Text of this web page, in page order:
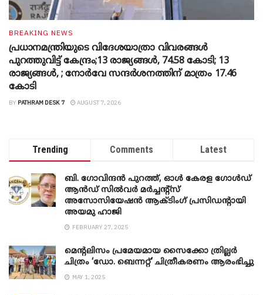
BREAKING NEWS
പ്രധാനമന്ത്രിയുടെ വിദേശയാത്രാ വിവരങ്ങൾ
പുറത്തുവിട്ട് കേന്ദ്രം;13 രാജ്യങ്ങൾ, 74.58 കോടി; 13
രാജ്യങ്ങൾ, ; നോർവേ സന്ദർശനത്തിന് മാത്രം 17.46
കോടി
BY PATHRAM DESK 7 AUGUST 7, 2026
Trending Comments Latest
ബി. ​ഗോവിന്ദൻ പുറത്ത്, ഓൾ കേരള ഗോൾഡ്
ആൻഡ് സിൽവർ മർച്ചന്റ്സ്
അസോസിയേഷൻ ആക്ടിംഗ് പ്രസിഡന്റായി
അയമു ഹാജി
FEBRUARY 27, 2025
മെന്‍റലിസം പ്രമേയമായ സൈക്കോ ത്രില്ലർ
ചിത്രം ‘ഡോ. ബെന്നറ്റ്’ ചിത്രീകരണം ആരംഭിച്ചു
MAY 1, 2025